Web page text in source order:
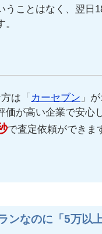
うことはなく、翌日
は「 カーセブン 」
が高い企業で安心
で査定依頼ができま
ンなのに「5万以